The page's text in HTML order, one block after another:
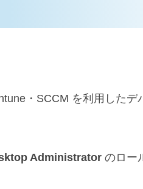
・SCCM を利用したデ
Administratorのロー